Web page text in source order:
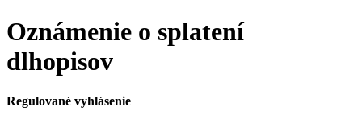
Oznámenie o splatení
dlhopisov
Regulované vyhlásenie